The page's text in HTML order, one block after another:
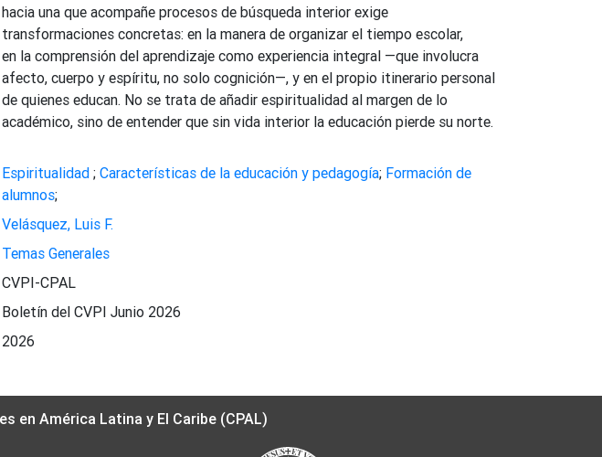
hacia una que acompañe procesos de búsqueda interior exige
transformaciones concretas: en la manera de organizar el tiempo escolar,
en la comprensión del aprendizaje como experiencia integral —que involucra
afecto, cuerpo y espíritu, no solo cognición—, y en el propio itinerario personal
de quienes educan. No se trata de añadir espiritualidad al margen de lo
académico, sino de entender que sin vida interior la educación pierde su norte.
Espiritualidad ; Características de la educación y pedagogía; Formación de
alumnos;
Velásquez, Luis F.
Temas Generales
CVPI-CPAL
Boletín del CVPI Junio 2026
2026
en América Latina y El Caribe (CPAL)